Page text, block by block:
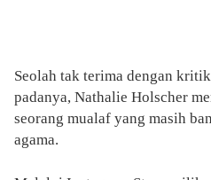
Seolah tak terima dengan
padanya, Nathalie Holscher
seorang mualaf yang masih
agama.